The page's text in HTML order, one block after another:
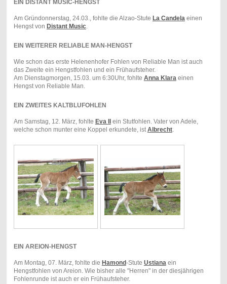
EIN DISTANT MUSIC-HENGST
Am Gründonnerstag, 24.03., fohlte die Alzao-Stute La Candela einen
Hengst von Distant Music.
EIN WEITERER RELIABLE MAN-HENGST
Wie schon das erste Helenenhofer Fohlen von Reliable Man ist auch
das Zweite ein Hengstfohlen und ein Frühaufsteher.
Am Dienstagmorgen, 15.03. um 6:30Uhr, fohlte Anna Klara einen
Hengst von Reliable Man.
EIN ZWEITES KALTBLUFOHLEN
Am Samstag, 12. März, fohlte Eva IIein Stutfohlen. Vater von Adele,
welche schon munter eine Koppel erkundete, ist Albrecht.
EIN AREION-HENGST
Am Montag, 07. März, fohlte die Hamond-Stute Ustiana ein
Hengstfohlen von Areion. Wie bisher alle "Herren" in der diesjährigen
Fohlenrunde ist auch er ein Frühaufsteher.